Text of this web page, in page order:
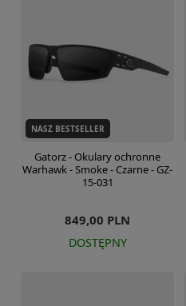
NASZ BESTSELLER
Gatorz - Okulary ochronne
Warhawk - Smoke - Czarne - GZ-
15-031
849,00 PLN
DOSTĘPNY